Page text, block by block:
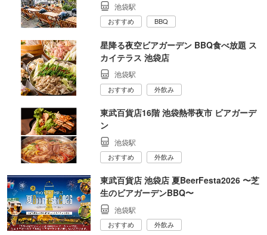
池袋駅
おすすめ BBQ
星降る夜空ビアガーデン BBQ食べ放題 ス
カイテラス 池袋店
池袋駅
おすすめ 外飲み
東武百貨店16階 池袋熱帯夜市 ビアガーデ
ン
池袋駅
おすすめ 外飲み
東武百貨店 池袋店 夏BeerFesta2026 〜芝
生のビアガーデンBBQ〜
池袋駅
おすすめ 外飲み